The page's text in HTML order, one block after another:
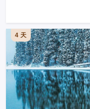
7/01、7/05、7/08、
8 月
8/02、8/05、8/09、
4 天